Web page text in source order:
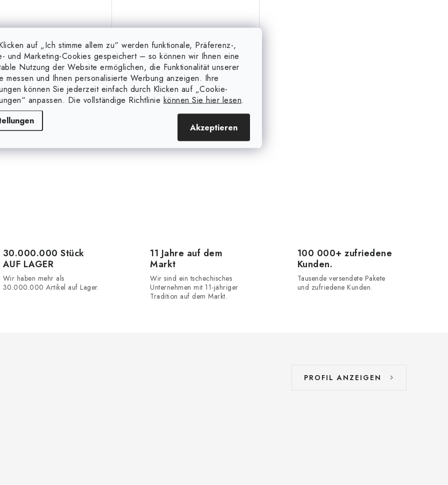
auf „Ich stimme allem zu“ werden funktionale, Präferenz-,
und Marketing-Cookies gespeichert – so können wir Ihnen eine
Nutzung der Website ermöglichen, die Funktionalität unserer
messen und Ihnen personalisierte Werbung anzeigen. Ihre
können Sie jederzeit einfach durch Klicken auf „Cookie-
anpassen. Die vollständige Richtlinie können Sie hier lesen.
Akzeptieren
Ausverkauft
ohne MwSt.
DETAIL
Ausverkauft
€109,15 ohne MwSt.
€129,89
Art.-Nr.:60323.S
30.000.000 Stück
AUF LAGER
Wir haben mehr als
30.000.000 Artikel auf Lager.
11 Jahre auf dem
Markt
Wir sind ein tschechisches
Unternehmen mit 11-jähriger
Tradition auf dem Markt.
100 000+ zufriedene
Kunden.
Tausende versendete Pakete
und zufriedene Kunden.
PROFIL ANZEIGEN